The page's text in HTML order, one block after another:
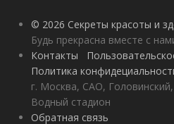
© 2026 Секреты красоты и
Будь прекрасна вместе с
Контакты
Политика
г. Москва, САО,
Водный стадион
Обратная связь